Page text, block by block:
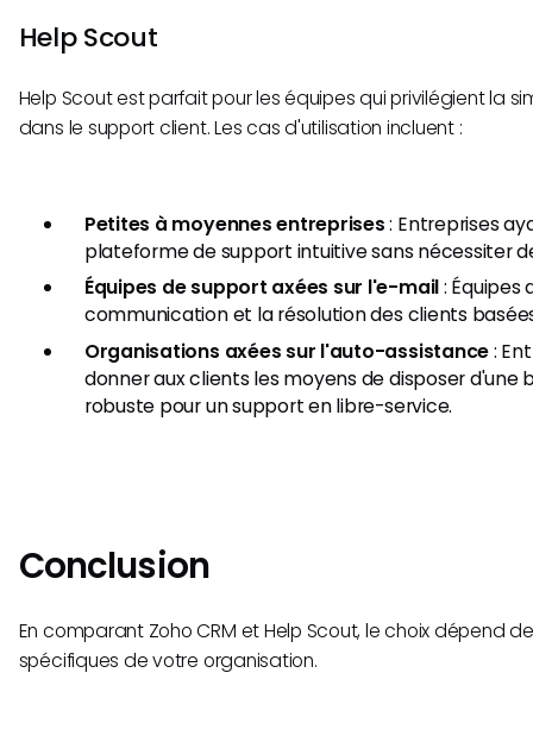
Help Scout
Help Scout est parfait pour les équipes qui privilégient la
dans le support client. Les cas d'utilisation incluent :
Petites à moyennes entreprises: Entreprises
plateforme de support intuitive sans nécessiter
Équipes de support axées sur l'e-mail: Équipes
communication et la résolution des clients
Organisations axées sur l'auto-assistance:
donner aux clients les moyens de disposer d'une
robuste pour un support en libre-service.
Conclusion
En comparant Zoho CRM et Help Scout, le choix dépend
spécifiques de votre organisation.